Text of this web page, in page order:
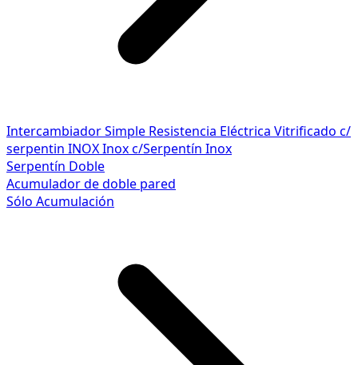
Intercambiador Simple Resistencia Eléctrica Vitrificado c/
serpentin INOXInox c/Serpentín Inox
Serpentín Doble
Acumulador de doble pared
Sólo Acumulación